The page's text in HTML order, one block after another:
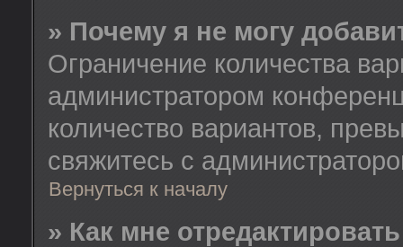
» Почему я не могу
Ограничение количества
администратором
количество вариантов,
свяжитесь с
Вернуться к началу
» Как мне